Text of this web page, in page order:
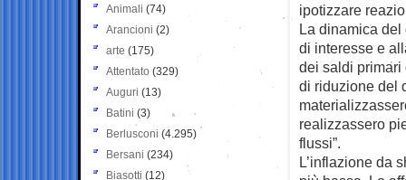
ipotizzare
La dinamica del
di interesse e
dei saldi primari
di riduzione del
realizzassero
flussi”.
L’inflazione da
Animali (74)
Arancioni (2)
arte (175)
Attentato (329)
Auguri (13)
Batini (3)
Berlusconi (4.295)
Bersani (234)
Biasotti (12)